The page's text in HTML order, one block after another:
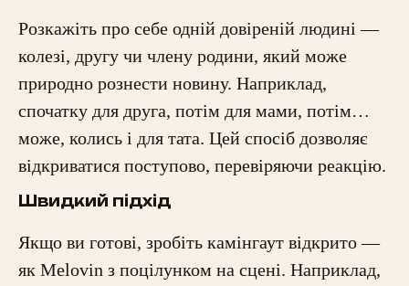
Розкажіть про себе одній довіреній людині —
колезі, другу чи члену родини, який може
природно рознести новину. Наприклад,
спочатку для друга, потім для мами, потім…
може, колись і для тата. Цей спосіб дозволяє
відкриватися поступово, перевіряючи реакцію.
Швидкий підхід
Якщо ви готові, зробіть камінгаут відкрито —
як Melovin з поцілунком на сцені. Наприклад,